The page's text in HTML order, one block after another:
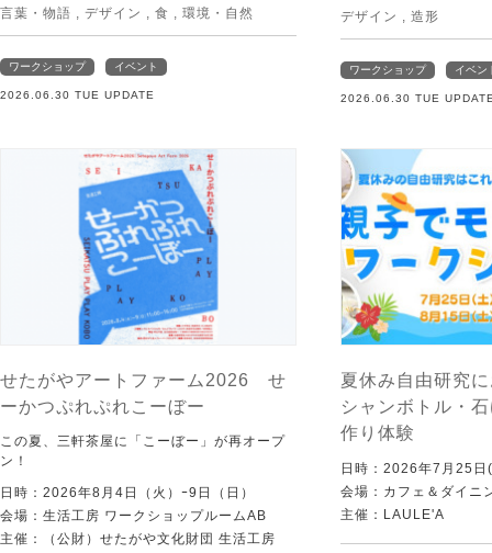
言葉・物語 デザイン 食 環境・自然
ワークショップ イベント
2026.06.30 TUE UPDATE
デザイン 造形
ワークショップ イベン
2026.06.30 TUE
せたがやアートファーム2026 せ
ーかつぷれぷれこーぼー
この夏、三軒茶屋に「こーぼー」が再オープ
ン！
日時：2026年8月4日（火）ｰ9日（日）
会場：生活工房 ワークショップルームAB
主催：（公財）せたがや文化財団 生活工房
夏休み自由研究
シャンボトル・
作り体験
日時：2026年7月25
会場：カフェ＆ダイ
主催：LAULE'A